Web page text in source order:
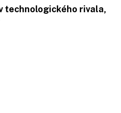
technologického rivala,